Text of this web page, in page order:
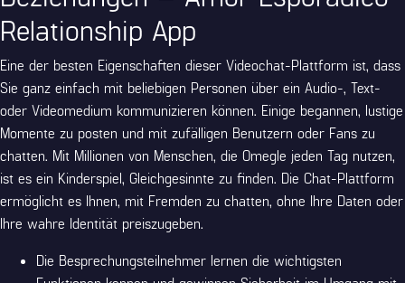
Relationship App
Eine der besten Eigenschaften dieser Videochat-Plattform ist, dass
Sie ganz einfach mit beliebigen Personen über ein Audio-, Text-
oder Videomedium kommunizieren können. Einige begannen, lustige
Momente zu posten und mit zufälligen Benutzern oder Fans zu
chatten. Mit Millionen von Menschen, die Omegle jeden Tag nutzen,
ist es ein Kinderspiel, Gleichgesinnte zu finden. Die Chat-Plattform
ermöglicht es Ihnen, mit Fremden zu chatten, ohne Ihre Daten oder
Ihre wahre Identität preiszugeben.
Die Besprechungsteilnehmer lernen die wichtigsten